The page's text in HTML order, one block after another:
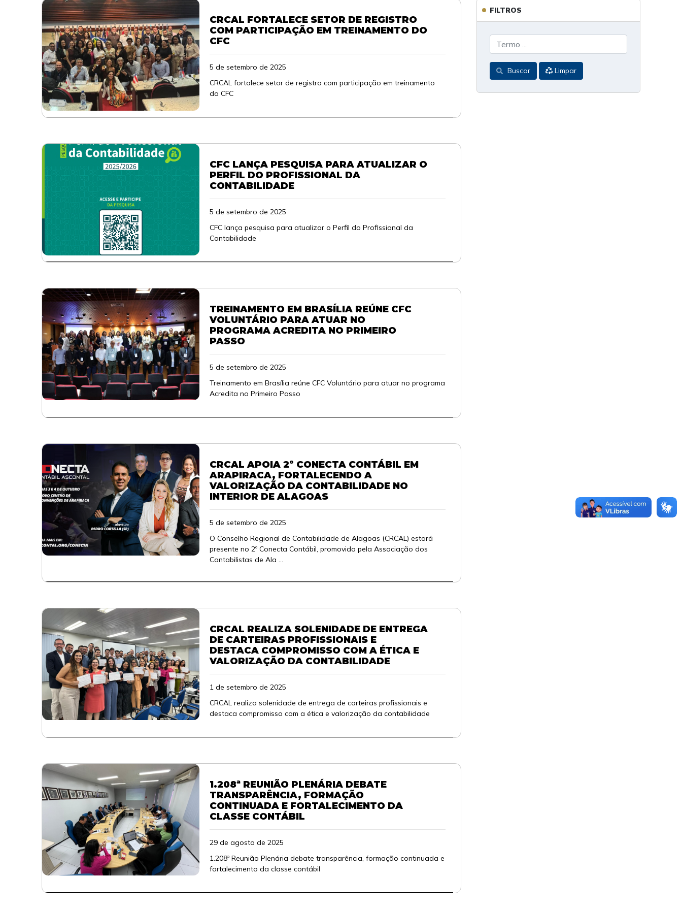
CRCAL FORTALECE SETOR DE REGISTRO
COM PARTICIPAÇÃO EM TREINAMENTO DO
CFC
5 de setembro de 2025
CRCAL fortalece setor de registro com participação em treinamento
do CFC
CFC LANÇA PESQUISA PARA ATUALIZAR O
PERFIL DO PROFISSIONAL DA
CONTABILIDADE
5 de setembro de 2025
CFC lança pesquisa para atualizar o Perfil do Profissional da
Contabilidade
TREINAMENTO EM BRASÍLIA REÚNE CFC
VOLUNTÁRIO PARA ATUAR NO
PROGRAMA ACREDITA NO PRIMEIRO
PASSO
5 de setembro de 2025
Treinamento em Brasília reúne CFC Voluntário para atuar no programa
Acredita no Primeiro Passo
CRCAL APOIA 2º CONECTA CONTÁBIL EM
ARAPIRACA, FORTALECENDO A
VALORIZAÇÃO DA CONTABILIDADE NO
INTERIOR DE ALAGOAS
5 de setembro de 2025
O Conselho Regional de Contabilidade de Alagoas (CRCAL) estará
presente no 2º Conecta Contábil, promovido pela Associação dos
Contabilistas de Ala ...
CRCAL REALIZA SOLENIDADE DE ENTREGA
DE CARTEIRAS PROFISSIONAIS E
DESTACA COMPROMISSO COM A ÉTICA E
VALORIZAÇÃO DA CONTABILIDADE
1 de setembro de 2025
CRCAL realiza solenidade de entrega de carteiras profissionais e
destaca compromisso com a ética e valorização da contabilidade
1.208ª REUNIÃO PLENÁRIA DEBATE
TRANSPARÊNCIA, FORMAÇÃO
CONTINUADA E FORTALECIMENTO DA
CLASSE CONTÁBIL
29 de agosto de 2025
1.208ª Reunião Plenária debate transparência, formação continuada e
fortalecimento da classe contábil
FILTROS
Buscar Limpar